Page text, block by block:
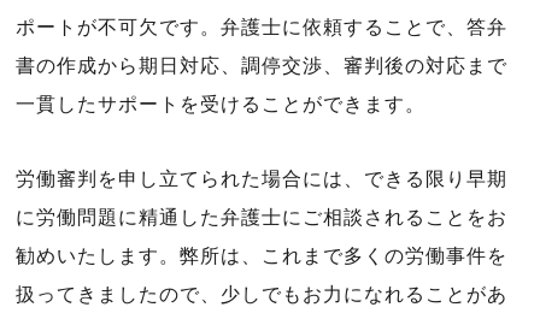
ポートが不可欠です。弁護士に依頼することで、答弁
書の作成から期日対応、調停交渉、審判後の対応まで
一貫したサポートを受けることができます。
労働審判を申し立てられた場合には、できる限り早期
に労働問題に精通した弁護士にご相談されることをお
勧めいたします。弊所は、これまで多くの労働事件を
扱ってきましたので、少しでもお力になれることがあ